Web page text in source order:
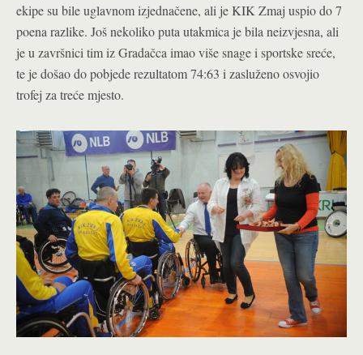
ekipe su bile uglavnom izjednačene, ali je KIK Zmaj uspio do 7
poena razlike. Još nekoliko puta utakmica je bila neizvjesna, ali
je u završnici tim iz Gradačca imao više snage i sportske sreće,
te je došao do pobjede rezultatom 74:63 i zasluženo osvojio
trofej za treće mjesto.